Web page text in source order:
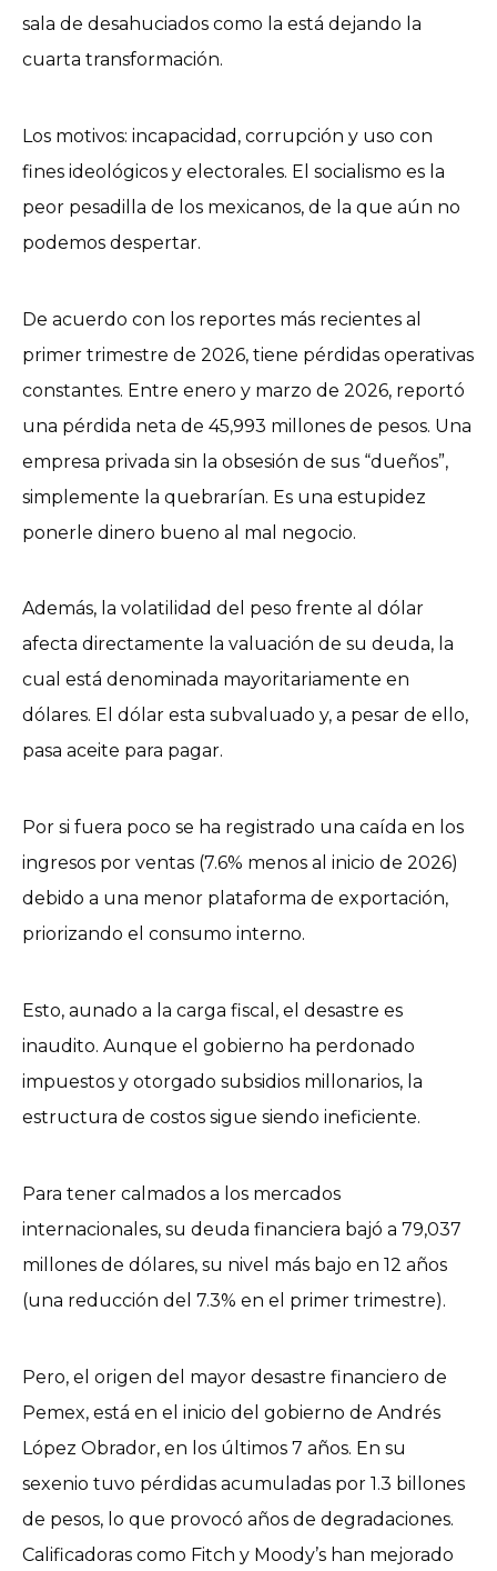
sala de desahuciados como la está dejando la
cuarta transformación.
Los motivos: incapacidad, corrupción y uso con
fines ideológicos y electorales. El socialismo es la
peor pesadilla de los mexicanos, de la que aún no
podemos despertar.
De acuerdo con los reportes más recientes al
primer trimestre de 2026, tiene pérdidas operativas
constantes. Entre enero y marzo de 2026, reportó
una pérdida neta de 45,993 millones de pesos. Una
empresa privada sin la obsesión de sus “dueños”,
simplemente la quebrarían. Es una estupidez
ponerle dinero bueno al mal negocio.
Además, la volatilidad del peso frente al dólar
afecta directamente la valuación de su deuda, la
cual está denominada mayoritariamente en
dólares. El dólar esta subvaluado y, a pesar de ello,
pasa aceite para pagar.
Por si fuera poco se ha registrado una caída en los
ingresos por ventas (7.6% menos al inicio de 2026)
debido a una menor plataforma de exportación,
priorizando el consumo interno.
Esto, aunado a la carga fiscal, el desastre es
inaudito. Aunque el gobierno ha perdonado
impuestos y otorgado subsidios millonarios, la
estructura de costos sigue siendo ineficiente.
Para tener calmados a los mercados
internacionales, su deuda financiera bajó a 79,037
millones de dólares, su nivel más bajo en 12 años
(una reducción del 7.3% en el primer trimestre).
Pero, el origen del mayor desastre financiero de
Pemex, está en el inicio del gobierno de Andrés
López Obrador, en los últimos 7 años. En su
sexenio tuvo pérdidas acumuladas por 1.3 billones
de pesos, lo que provocó años de degradaciones.
Calificadoras como Fitch y Moody’s han mejorado